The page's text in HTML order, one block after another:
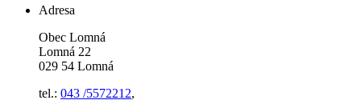
Adresa
Obec Lomná
Lomná 22
029 54 Lomná
tel.: 043 /5572212,